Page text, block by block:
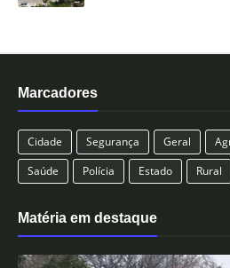
Marcadores
Cidade Segurança Geral
Saúde
Polícia Estado Rural
Matéria em destaque